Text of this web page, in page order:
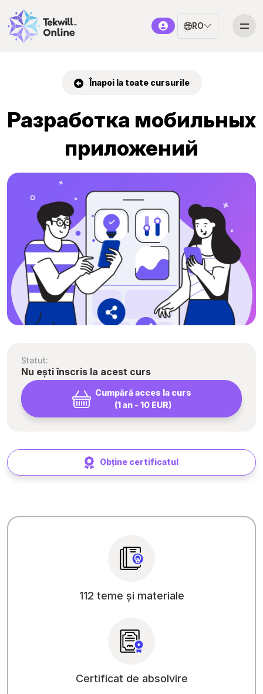
RO
Înapoi la toate cursurile
Разработка мобильных
приложений
Statut:
Nu ești înscris la acest curs
Cumpără acces la curs
(1 an - 10 EUR)
Obține certificatul
112 teme și materiale
Certificat de absolvire